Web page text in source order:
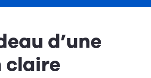
d’une
claire